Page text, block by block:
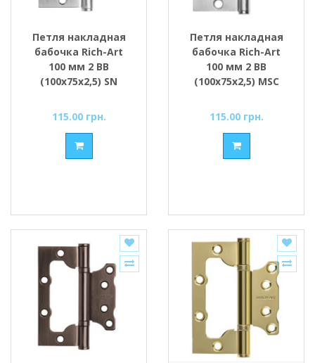
Петля накладная
бабочка Rich-Art
100 мм 2 ВВ
(100х75х2,5) SN
115.00 грн.
Петля накладная
бабочка Rich-Art
100 мм 2 ВВ
(100х75х2,5) MSC
115.00 грн.